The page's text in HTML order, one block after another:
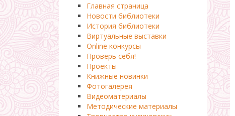
Главная страница
Новости библиотеки
История библиотеки
Виртуальные выставки
Online конкурсы
Проверь себя!
Проекты
Книжные новинки
Фотогалерея
Видеоматериалы
Методические материалы